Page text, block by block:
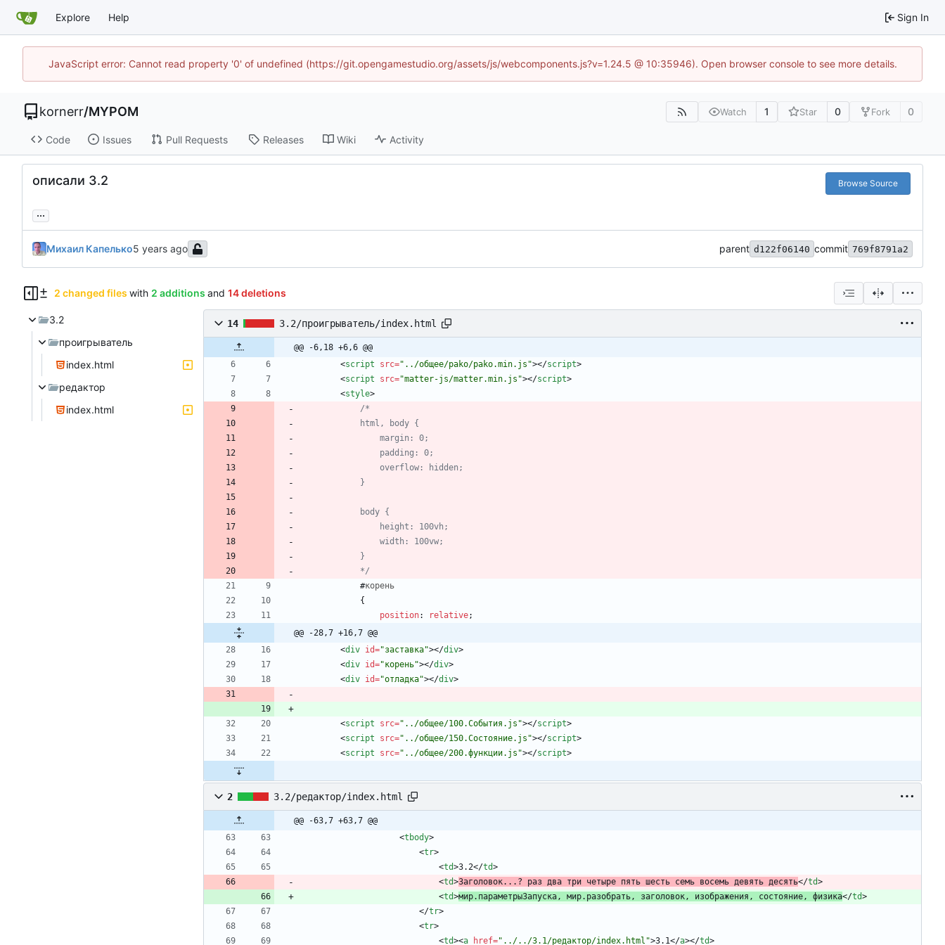
Explore Help Sign In
JavaScript error: Cannot read property '0' of undefined (https://git.opengamestudio.org/assets/js/webcomponents.js?v=1.24.5 @ 10:35946). Open browser console to see more details.
kornerr/MYPOM Watch 1 Star 0 Fork 0
Code Issues Pull Requests Releases Wiki Activity
описали 3.2 Browse Source
...
Михаил Капелько parent d122f06140 commit 769f8791a2
2 changed files with 2 additions and 14 deletions
3.2
проигрыватель
index.html
редактор
index.html
14 3.2/проигрыватель/index.html
@@ -6,18 +6,6 @@
<script src="../общее/pako/pako.min.js"></script>
<script src="matter-js/matter.min.js"></script>
<style>
/*
            html, body {
                margin: 0;
                padding: 0;
                overflow: hidden;
            }
            body {
                height: 100vh;
                width: 100vw;
            }
            */
#корень
{
position: relative;
@@ -28,7 +16,7 @@
<div id="заставка"></div>
<div id="корень"></div>
<div id="отладка"></div>
<script src="../общее/100.События.js"></script>
<script src="../общее/150.Состояние.js"></script>
<script src="../общее/200.функции.js"></script>
2 3.2/редактор/index.html
@@ -63,7 +63,7 @@
<tbody>
<tr>
<td>3.2</td>
<td>Заголовок...? раз два три четыре пять шесть семь восемь девять десять</td>
<td>мир.параметрыЗапуска, мир.разобрать, заголовок, изображения, состояние, физика</td>
</tr>
<tr>
<td><a href="../../3.1/редактор/index.html">3.1</a></td>